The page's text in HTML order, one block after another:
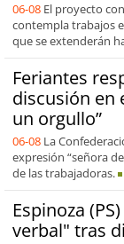
06-08 El proyecto
contempla trabajos
que se extenderán
Feriantes
discusión en
un orgullo”
06-08 La
expresión “señora
de las trabajadoras.
Espinoza
verbal" tras